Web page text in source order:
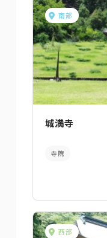
南部
城満寺
寺院
西部